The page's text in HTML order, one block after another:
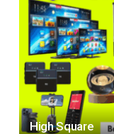
High Square